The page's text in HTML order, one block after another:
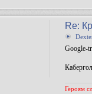
Re:
Google-
Героям